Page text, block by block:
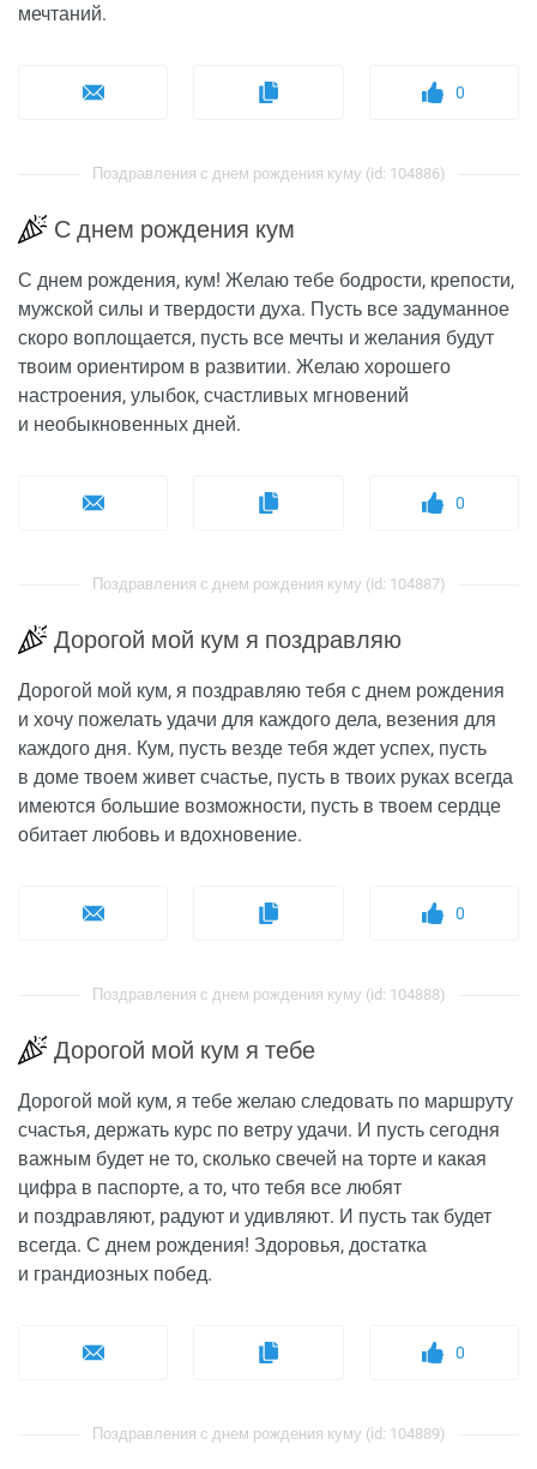
мечтаний.
0
Поздравления с днем рождения куму (id: 104886)
С днем рождения кум
С днем рождения, кум! Желаю тебе бодрости, крепости,
мужской силы и твердости духа. Пусть все задуманное
скоро воплощается, пусть все мечты и желания будут
твоим ориентиром в развитии. Желаю хорошего
настроения, улыбок, счастливых мгновений
и необыкновенных дней.
0
Поздравления с днем рождения куму (id: 104887)
Дорогой мой кум я поздравляю
Дорогой мой кум, я поздравляю тебя с днем рождения
и хочу пожелать удачи для каждого дела, везения для
каждого дня. Кум, пусть везде тебя ждет успех, пусть
в доме твоем живет счастье, пусть в твоих руках всегда
имеются большие возможности, пусть в твоем сердце
обитает любовь и вдохновение.
0
Поздравления с днем рождения куму (id: 104888)
Дорогой мой кум я тебе
Дорогой мой кум, я тебе желаю следовать по маршруту
счастья, держать курс по ветру удачи. И пусть сегодня
важным будет не то, сколько свечей на торте и какая
цифра в паспорте, а то, что тебя все любят
и поздравляют, радуют и удивляют. И пусть так будет
всегда. С днем рождения! Здоровья, достатка
и грандиозных побед.
0
Поздравления с днем рождения куму (id: 104889)